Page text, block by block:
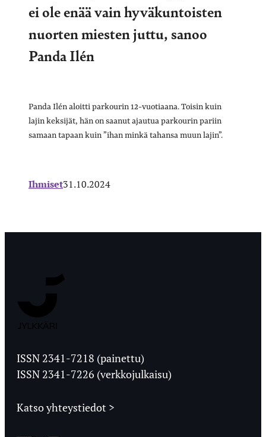
ei ole enää vain hyväkuntoisten
nuorten miesten juttu, sanoo
Panda Ilén
Panda Ilén aloitti parkourin 12-vuotiaana. Toisin kuin
lajin keksijät, hän on saanut ajautua parkourin pariin
samaan tapaan kuin ”ihan minkä tahansa muun lajin”.
Ihmiset31.10.2024
Ylioppilaslehti
ISSN 2341-7218 (painettu)
ISSN 2341-7226 (verkkojulkaisu)
Katso yhteystiedot >